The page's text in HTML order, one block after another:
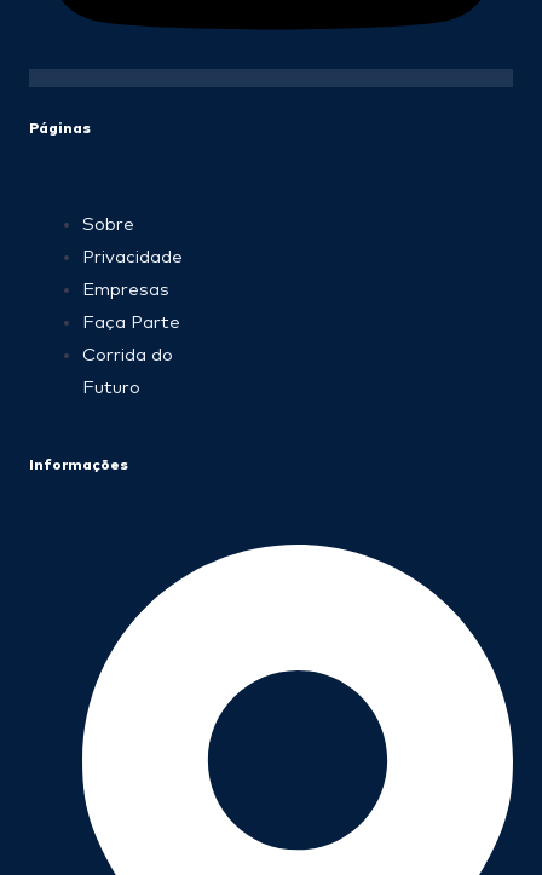
Páginas
Sobre
Privacidade
Empresas
Faça Parte
Corrida do
Futuro
Informações